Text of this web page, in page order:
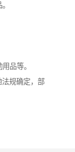
品等。
规确定，部